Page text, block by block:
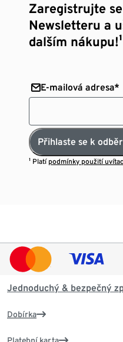
Zaregistrujte
Newsletteru a
dalším nákupu!¹
E-mailová adresa*
Přihlaste se k
¹ Platí podmínky použití
Jednoduchý & bezpečný
Dobírka
Platební karta